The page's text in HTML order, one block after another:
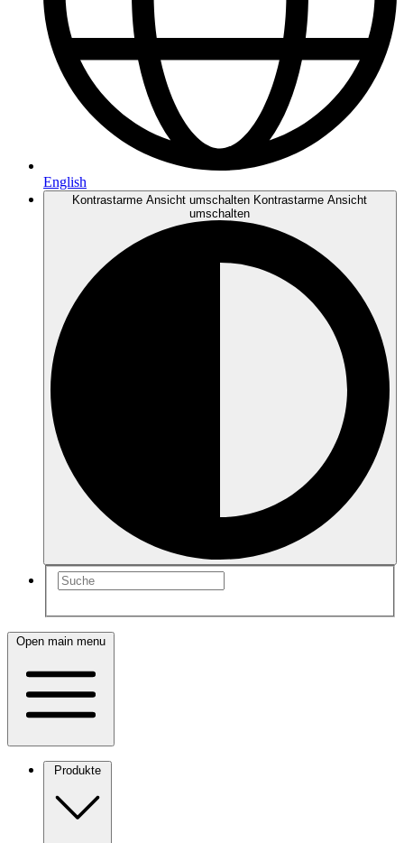
English
Kontrastarme Ansicht umschalten Kontrastarme Ansicht
umschalten
Open main menu
Produkte